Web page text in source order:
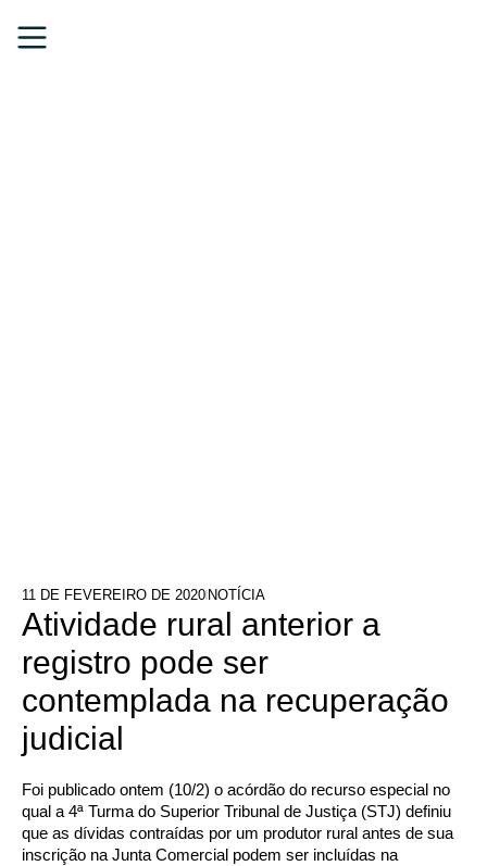
11 DE FEVEREIRO DE 2020 NOTÍCIA
Atividade rural anterior a
registro pode ser
contemplada na recuperação
judicial
Foi publicado ontem (10/2) o acórdão do recurso especial no
qual a 4ª Turma do Superior Tribunal de Justiça (STJ) definiu
que as dívidas contraídas por um produtor rural antes de sua
inscrição na Junta Comercial podem ser incluídas na